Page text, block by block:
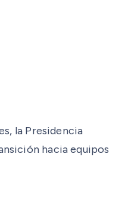
la Presidencia
hacia equipos